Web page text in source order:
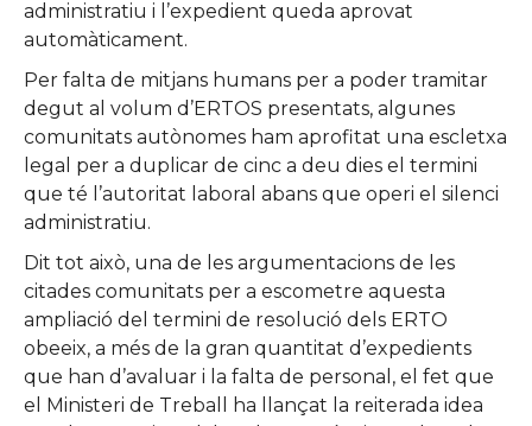
administratiu i l’expedient queda aprovat
automàticament.
Per falta de mitjans humans per a poder tramitar
degut al volum d’ERTOS presentats, algunes
comunitats autònomes ham aprofitat una escletxa
legal per a duplicar de cinc a deu dies el termini
que té l’autoritat laboral abans que operi el silenci
administratiu.
Dit tot això, una de les argumentacions de les
citades comunitats per a escometre aquesta
ampliació del termini de resolució dels ERTO
obeeix, a més de la gran quantitat d’expedients
que han d’avaluar i la falta de personal, el fet que
el Ministeri de Treball ha llançat la reiterada idea